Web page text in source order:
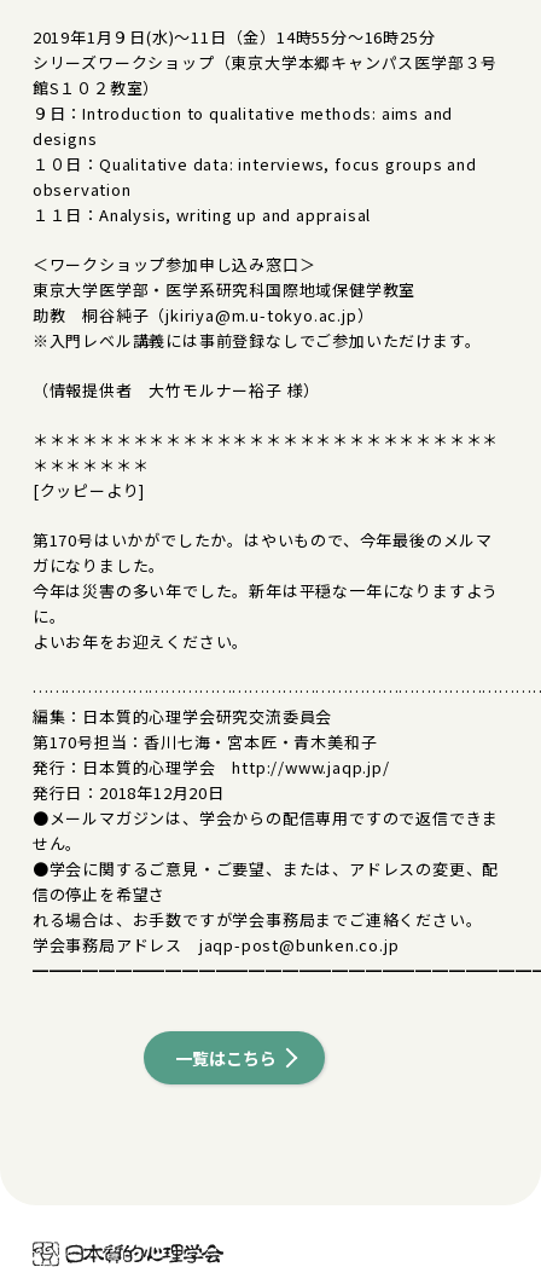
2019年1月９日(水)～11日（金）14時55分～16時25分
シリーズワークショップ（東京大学本郷キャンパス医学部３号
館S１０２教室）
９日：Introduction to qualitative methods: aims and
designs
１０日：Qualitative data: interviews, focus groups and
observation
１１日：Analysis, writing up and appraisal
＜ワークショップ参加申し込み窓口＞
東京大学医学部・医学系研究科国際地域保健学教室
助教 桐谷純子（jkiriya@m.u-tokyo.ac.jp）
※入門レベル講義には事前登録なしでご参加いただけます。
（情報提供者 大竹モルナー裕子 様）
＊＊＊＊＊＊＊＊＊＊＊＊＊＊＊＊＊＊＊＊＊＊＊＊＊＊＊＊
＊＊＊＊＊＊＊
[クッピーより]
第170号はいかがでしたか。はやいもので、今年最後のメルマ
ガになりました。
今年は災害の多い年でした。新年は平穏な一年になりますよう
に。
よいお年をお迎えください。
編集：日本質的心理学会研究交流委員会
第170号担当：香川七海・宮本匠・青木美和子
発行：日本質的心理学会 http://www.jaqp.jp/
発行日：2018年12月20日
●メールマガジンは、学会からの配信専用ですので返信できま
せん。
●学会に関するご意見・ご要望、または、アドレスの変更、配
信の停止を希望さ
れる場合は、お手数ですが学会事務局までご連絡ください。
学会事務局アドレス jaqp-post@bunken.co.jp
一覧はこちら